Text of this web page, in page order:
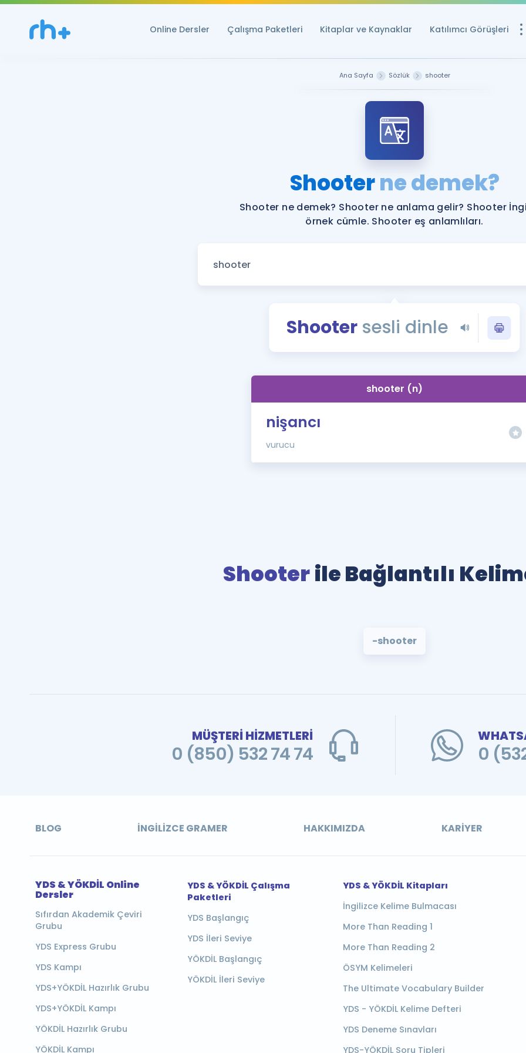
Online Dersler Çalışma Paketleri Kitaplar ve Kaynaklar Katılımcı Görüşleri
YDS ve YÖKDİL
Rehberlik Aracı
YDS ve YÖKDİL'e
Tüm ÖSYM
YDS - YÖKDİL
İngilizce Gramer
Ana Sayfa Sözlük shooter
Shooterne demek?
Shooter ne demek? Shooter ne anlama gelir? Shooter
örnek cümle. Shooter eş anlamlıları.
Shooter sesli dinle
shooter (n)
nişancı
vurucu
Shooterile Bağlantılı
-shooter
MÜŞTERİ HİZMETLERİ
0 (850) 532 74 74 0
BLOG İNGILIZCE GRAMER HAKKIMIZDA KARIYER
YDS & YÖKDİL Online
Dersler
Sıfırdan Akademik Çeviri
Grubu
YDS Express Grubu
YDS Kampı
YDS+YÖKDİL Hazırlık Grubu
YDS+YÖKDİL Kampı
YÖKDİL Hazırlık Grubu
YÖKDİL Kampı
YDS & YÖKDİL Çalışma
Paketleri
YDS Başlangıç
YDS İleri Seviye
YÖKDİL Başlangıç
YÖKDİL İleri Seviye
YDS & YÖKDİL Kitapları
İngilizce Kelime Bulmacası
More Than Reading 1
More Than Reading 2
ÖSYM Kelimeleri
The Ultimate Vocabulary Builder
YDS - YÖKDİL Kelime Defteri
YDS Deneme Sınavları
YDS-YÖKDİL Soru Tipleri